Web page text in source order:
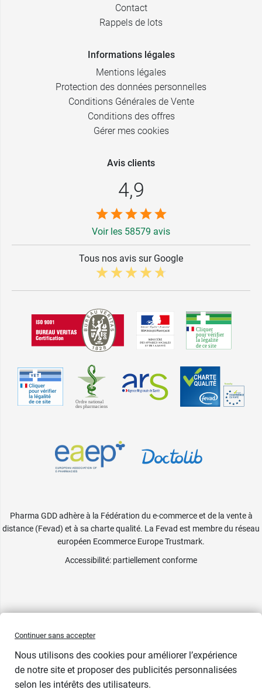
Contact
Rappels de lots
Informations légales
Mentions légales
Protection des données personnelles
Conditions Générales de Vente
Conditions des offres
Gérer mes cookies
Avis clients
4,9
Voir les 58579 avis
Tous nos avis sur Google
Pharma GDD adhère à la Fédération du e-commerce et de la vente à
distance (Fevad) et à sa charte qualité. La Fevad est membre du réseau
européen Ecommerce Europe Trustmark.
Accessibilité: partiellement conforme
Continuer sans accepter
Nous utilisons des cookies pour améliorer l’expérience
de notre site et proposer des publicités personnalisées
selon les intérêts des utilisateurs.